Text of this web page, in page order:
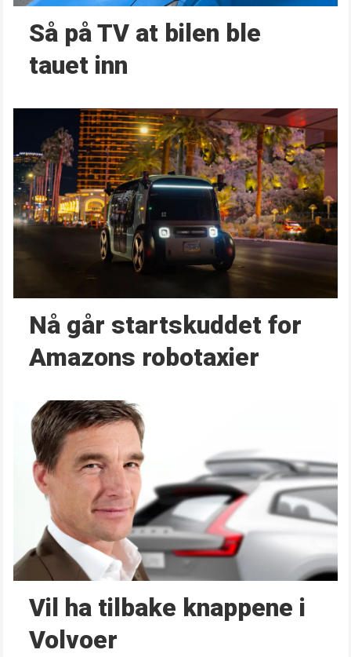
Så på TV at bilen ble
tauet inn
Nå går start­skuddet for
Amazons robotaxier
Vil ha tilbake knappene i
Volvoer